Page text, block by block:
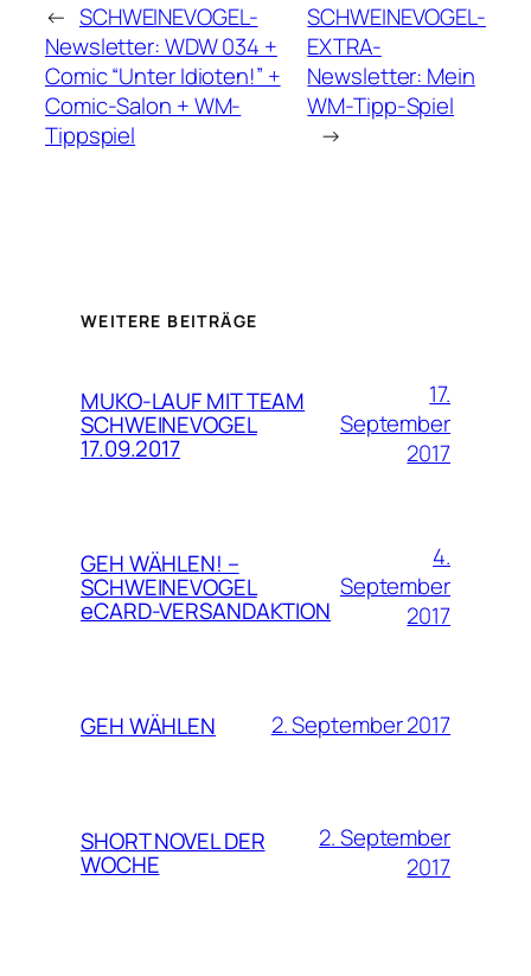
← SCHWEINEVOGEL-
Newsletter: WDW 034 +
Comic “Unter Idioten!” +
Comic-Salon + WM-
Tippspiel
SCHWEINEVOGEL-
EXTRA-
Newsletter: Mein
WM-Tipp-Spiel
→
WEITERE BEITRÄGE
MUKO-LAUF MIT TEAM
SCHWEINEVOGEL
17.09.2017
17.
September
2017
GEH WÄHLEN! –
SCHWEINEVOGEL
eCARD-VERSANDAKTION
4.
September
2017
GEH WÄHLEN 2. September 2017
SHORT NOVEL DER
WOCHE
2. September
2017